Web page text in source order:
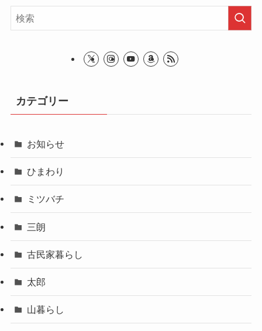
カテゴリー
お知らせ
ひまわり
ミツバチ
三朗
古民家暮らし
太郎
山暮らし